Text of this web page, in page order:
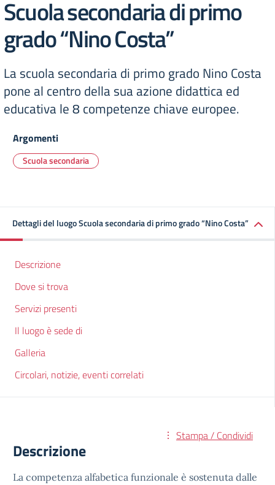
Scuola secondaria di primo
grado “Nino Costa”
La scuola secondaria di primo grado Nino Costa
pone al centro della sua azione didattica ed
educativa le 8 competenze chiave europee.
Argomenti
Scuola secondaria
Dettagli del luogo Scuola secondaria di primo grado “Nino Costa”
Descrizione
Dove si trova
Servizi presenti
Il luogo è sede di
Galleria
Circolari, notizie, eventi correlati
Stampa / Condividi
Descrizione
La competenza alfabetica funzionale è sostenuta dalle